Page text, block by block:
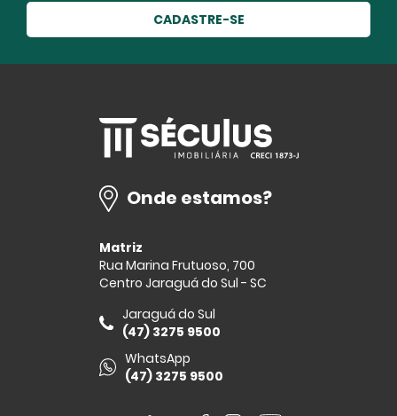
CADASTRE-SE
Onde estamos?
Matriz
Rua Marina Frutuoso, 700
Centro Jaraguá do Sul - SC
Jaraguá do Sul
(47) 3275 9500
WhatsApp
(47) 3275 9500